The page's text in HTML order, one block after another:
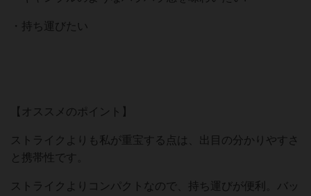
・持ち運びたい
【オススメのポイント】
ストライクよりも私が重宝する点は、出目の分かりやすさ
と携帯性です。
ストライクよりコンパクトなので、持ち運びが便利。バッ